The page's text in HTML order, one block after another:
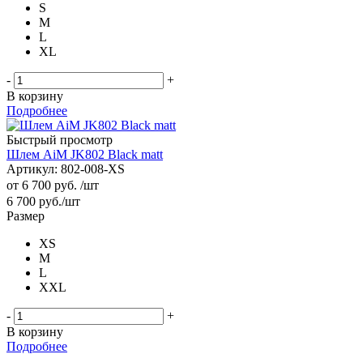
S
M
L
XL
-
+
В корзину
Подробнее
Быстрый просмотр
Шлем AiM JK802 Black matt
Артикул: 802-008-XS
от 6 700 руб. /шт
6 700 руб./шт
Размер
XS
M
L
XXL
-
+
В корзину
Подробнее